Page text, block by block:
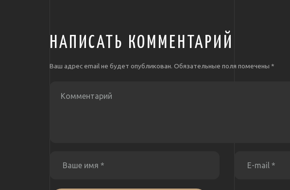
НАПИСАТЬ КОММЕНТАРИЙ
Ваш адрес email не будет опубликован. Обязательные поля помечены *